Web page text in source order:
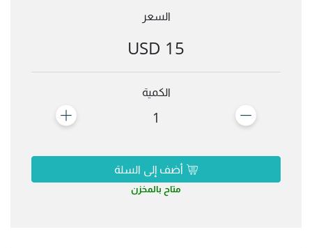
السعر
15 USD
الكمية
1
أضف إلى السلة
متاح بالمخزن